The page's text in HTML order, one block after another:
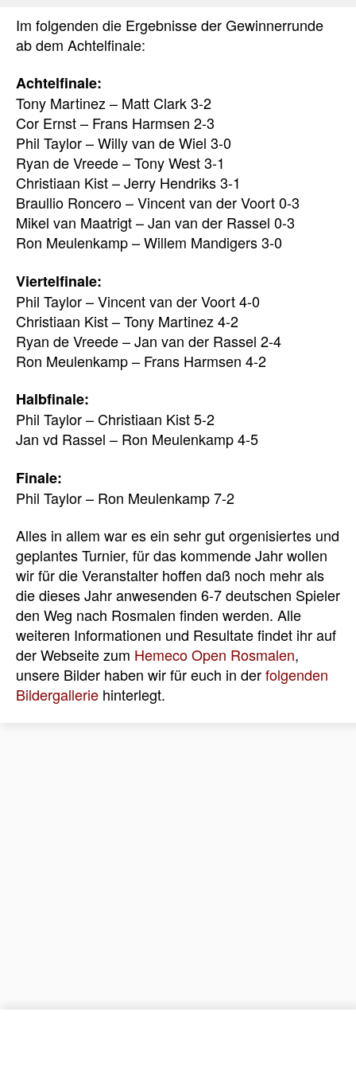
Im folgenden die Ergebnisse der Gewinnerrunde
ab dem Achtelfinale:
Achtelfinale:
Tony Martinez – Matt Clark 3-2
Cor Ernst – Frans Harmsen 2-3
Phil Taylor – Willy van de Wiel 3-0
Ryan de Vreede – Tony West 3-1
Christiaan Kist – Jerry Hendriks 3-1
Braullio Roncero – Vincent van der Voort 0-3
Mikel van Maatrigt – Jan van der Rassel 0-3
Ron Meulenkamp – Willem Mandigers 3-0
Viertelfinale:
Phil Taylor – Vincent van der Voort 4-0
Christiaan Kist – Tony Martinez 4-2
Ryan de Vreede – Jan van der Rassel 2-4
Ron Meulenkamp – Frans Harmsen 4-2
Halbfinale:
Phil Taylor – Christiaan Kist 5-2
Jan vd Rassel – Ron Meulenkamp 4-5
Finale:
Phil Taylor – Ron Meulenkamp 7-2
Alles in allem war es ein sehr gut orgenisiertes und
geplantes Turnier, für das kommende Jahr wollen
wir für die Veranstalter hoffen daß noch mehr als
die dieses Jahr anwesenden 6-7 deutschen Spieler
den Weg nach Rosmalen finden werden. Alle
weiteren Informationen und Resultate findet ihr auf
der Webseite zum Hemeco Open Rosmalen,
unsere Bilder haben wir für euch in derfolgenden
Bildergallerie hinterlegt.